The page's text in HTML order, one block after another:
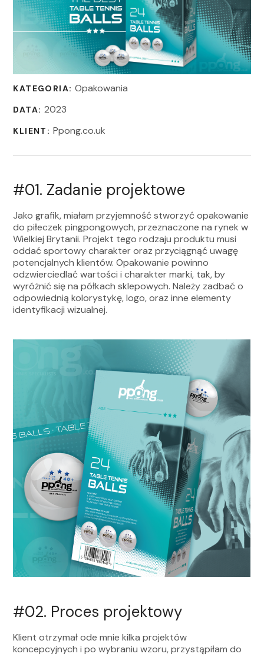
KATEGORIA: Opakowania
DATA: 2023
KLIENT: Ppong.co.uk
#01. Zadanie projektowe
Jako grafik, miałam przyjemność stworzyć opakowanie
do piłeczek pingpongowych, przeznaczone na rynek w
Wielkiej Brytanii. Projekt tego rodzaju produktu musi
oddać sportowy charakter oraz przyciągnąć uwagę
potencjalnych klientów. Opakowanie powinno
odzwierciedlać wartości i charakter marki, tak, by
wyróżnić się na półkach sklepowych. Należy zadbać o
odpowiednią kolorystykę, logo, oraz inne elementy
identyfikacji wizualnej.
#02. Proces projektowy
Klient otrzymał ode mnie kilka projektów
koncepcyjnych i po wybraniu wzoru, przystąpiłam do